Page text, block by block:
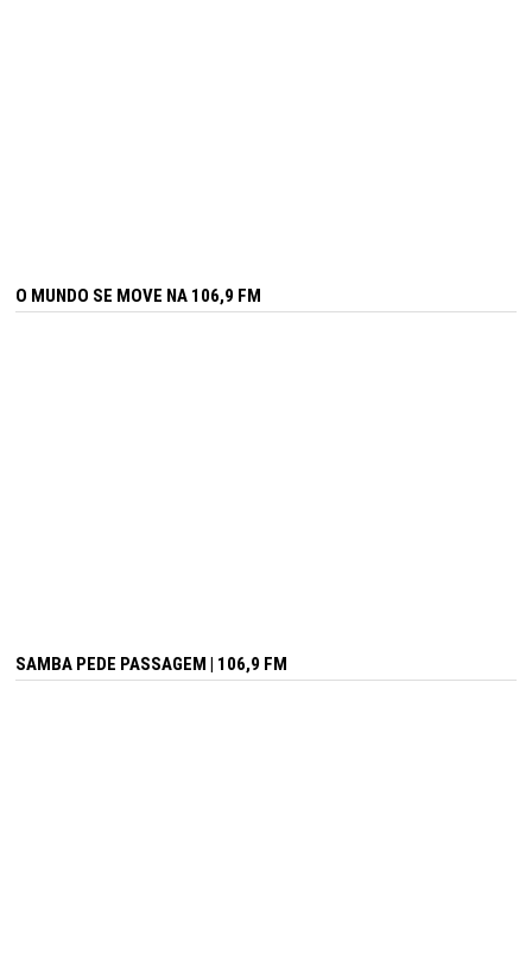
O MUNDO SE MOVE NA 106,9 FM
SAMBA PEDE PASSAGEM | 106,9 FM